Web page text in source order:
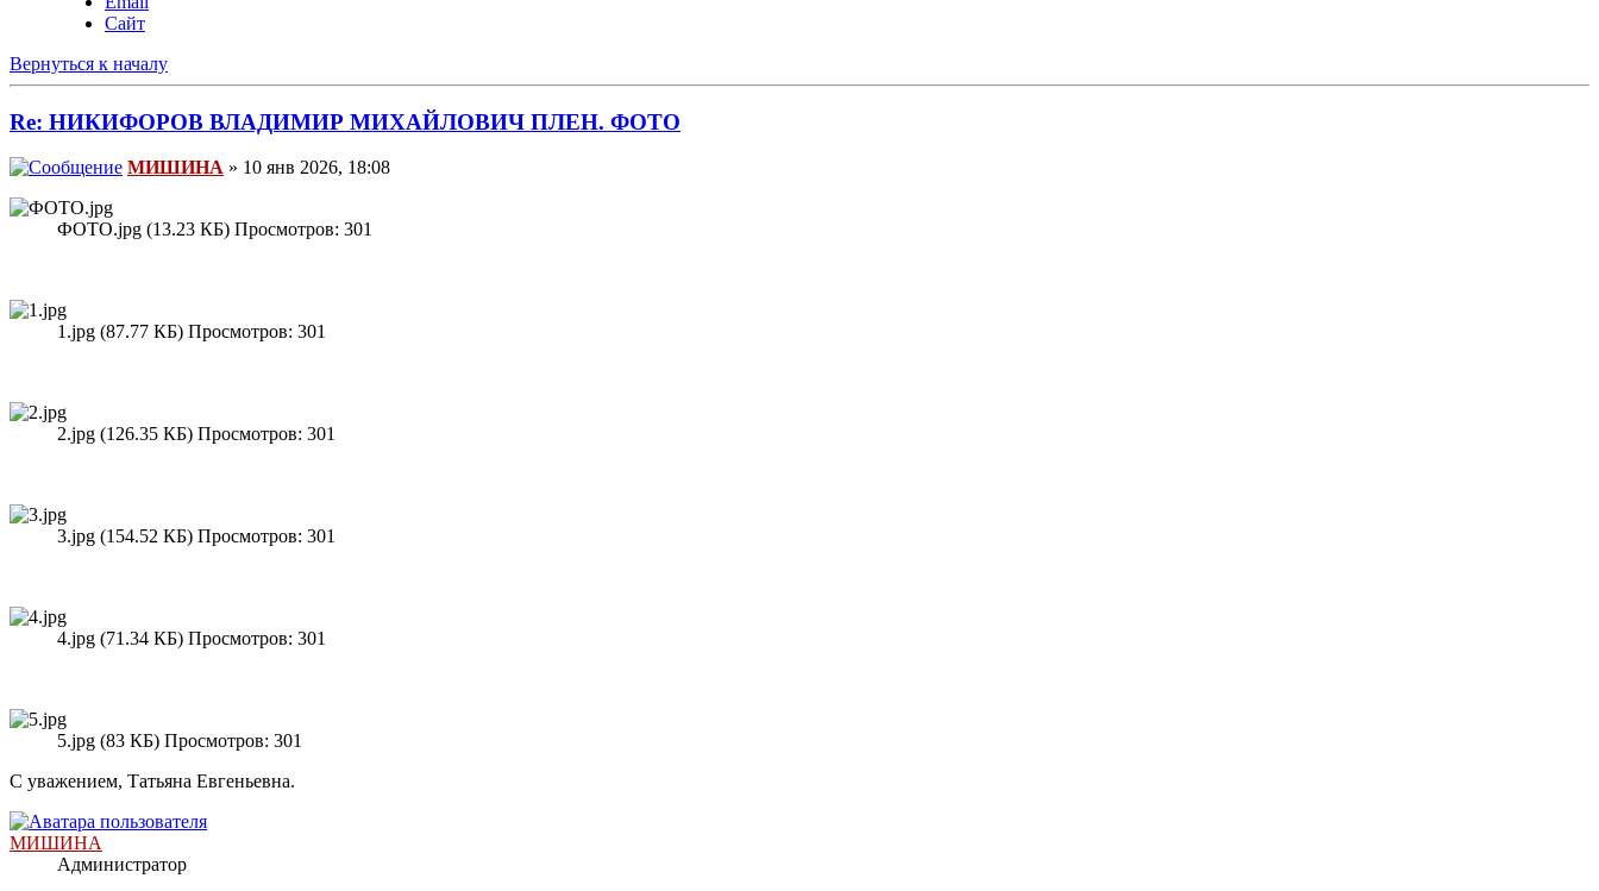
Сайт
Вернуться к началу
Re: НИКИФОРОВ ВЛАДИМИР МИХАЙЛОВИЧ ПЛЕН. ФОТО
МИШИНА » 10 янв 2026, 18:08
ФОТО.jpg (13.23 КБ) Просмотров: 301
1.jpg (87.77 КБ) Просмотров: 301
2.jpg (126.35 КБ) Просмотров: 301
3.jpg (154.52 КБ) Просмотров: 301
4.jpg (71.34 КБ) Просмотров: 301
5.jpg (83 КБ) Просмотров: 301
С уважением, Татьяна Евгеньевна.
МИШИНА
Администратор